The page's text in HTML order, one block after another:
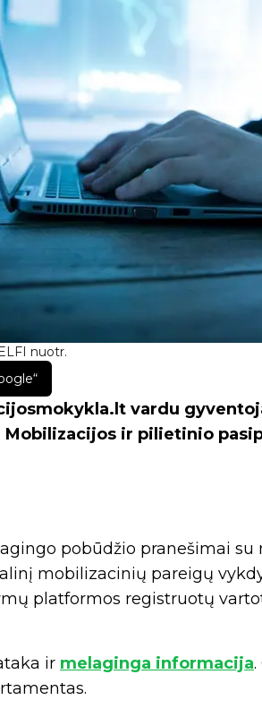
nuotr.
vardu
Mobilizacijos ir pilietinio
pobūdžio pranešimai
mobilizacinių pareigų
platformos registruotų
ir melaginga informacija